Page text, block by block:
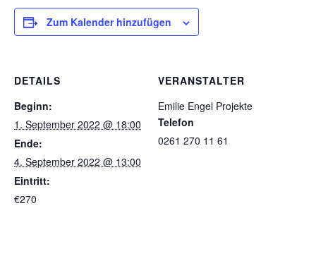
Zum Kalender hinzufügen
DETAILS
Beginn:
1. September 2022 @ 18:00
Ende:
4. September 2022 @ 13:00
Eintritt:
€270
VERANSTALTER
Emilie Engel Projekte
Telefon
0261 270 11 61